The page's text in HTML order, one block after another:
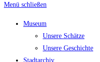
Menü schließen
Museum
Unsere Schätze
Unsere Geschichte
Stadtarchiv